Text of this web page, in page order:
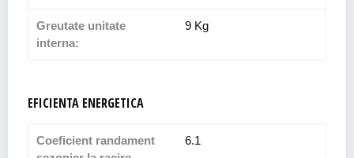
Greutate unitate
interna:
9 Kg
EFICIENTA ENERGETICA
Coeficient randament
6.1